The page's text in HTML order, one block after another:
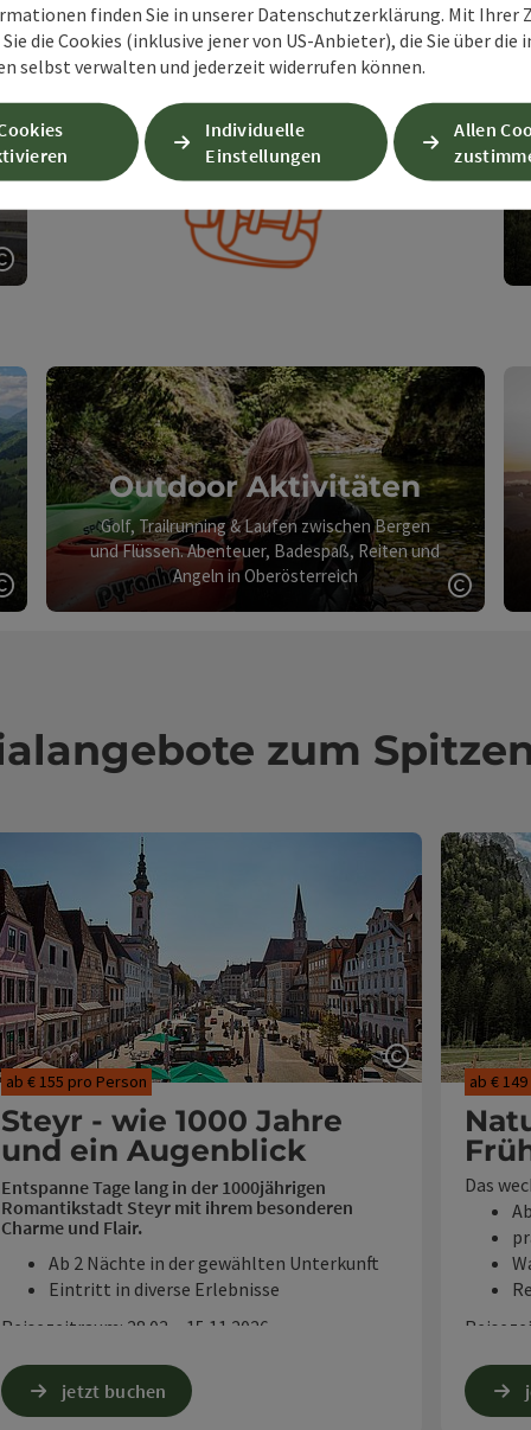
Copyright öffnen
Copyright öffnen
Outdoor Aktivitäten
Golf, Trailrunning & Laufen zwischen Bergen
und Flüssen. Abenteuer, Badespaß, Reiten und
Angeln in Oberösterreich
zum
öffnen Copyright
ab € 155 pro Person
Steyr - wie 1000 Jahre
und ein Augenblick
Entspanne Tage lang in der 1000jährigen
Romantikstadt Steyr mit ihrem besonderen
Charme und Flair.
Ab 2 Nächte in der gewählten Unterkunft
Eintritt in diverse Erlebnisse
Reisezeitraum: 28.03. - 15.11.2026
jetzt buchen
ab €
Das
finden Sie in unserer Datenschutzerklärung. Mit Ihrer
die Cookies (inklusive jener von US-Anbieter), die Sie über die
selbst verwalten und jederzeit widerrufen können.
Individuelle
Einstellungen
Allen